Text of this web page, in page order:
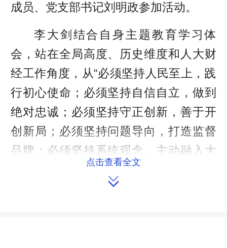
成员、党支部书记刘明政参加活动。
李大剑结合自身主题教育学习体
会，站在全局高度、历史维度和人大财
经工作角度，从“必须坚持人民至上，践
行初心使命；必须坚持自信自立，做到
绝对忠诚；必须坚持守正创新，善于开
创新局；必须坚持问题导向，打造监督
品牌；必须坚持系统观念，主动融入大
局；必须坚持胸怀天下，强化能动履
职”等六个方面，对“六个必须坚持”的精
点击查看全文
